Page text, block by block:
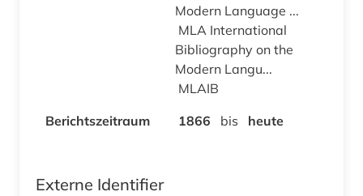
Modern Language ...
MLA International
Bibliography on the
Modern Langu...
MLAIB
Berichtszeitraum
1866 bis heute
Externe Identifier